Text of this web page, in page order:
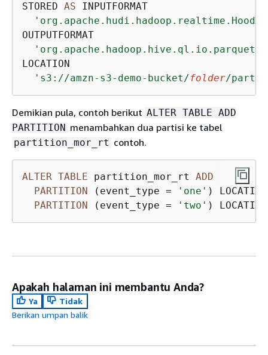
STORED AS INPUTFORMAT
OUTPUTFORMAT
LOCATION
's3://amzn-s3-demo-bucket/folder/
Demikian pula, contoh berikut ALTER TABLE ADD
PARTITION menambahkan dua partisi ke tabel
partition_mor_rt contoh.
ALTER TABLE partition_mor_rt ADD
PARTITION (event_type = 'one' )
PARTITION (event_type = 'two' )
Apakah halaman ini membantu Anda?
Ya
Tidak
Berikan umpan balik